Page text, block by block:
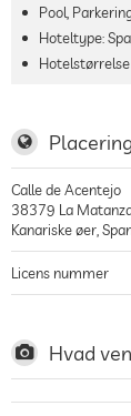
Pool,
Hoteltype:
Placering
Calle de Acentejo
38379 La
Kanariske øer
Licens nummer
Hvad